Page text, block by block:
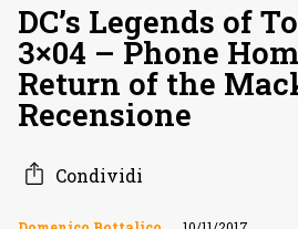
DC’s Legends of
3×04 – Phone
Return of the
Recensione
Condividi